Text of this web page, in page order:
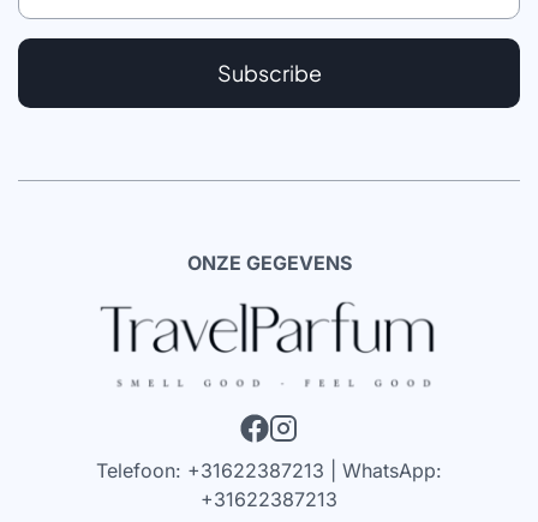
Subscribe
ONZE GEGEVENS
Telefoon: +31622387213 | WhatsApp:
+31622387213